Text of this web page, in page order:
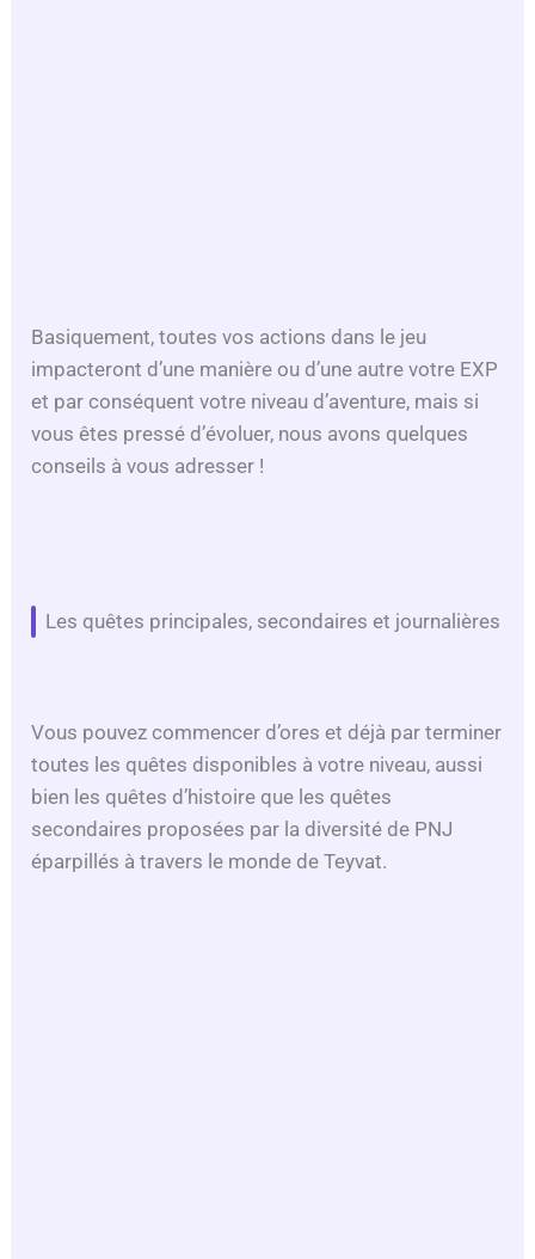
Basiquement, toutes vos actions dans le jeu
impacteront d’une manière ou d’une autre votre EXP
et par conséquent votre niveau d’aventure, mais si
vous êtes pressé d’évoluer, nous avons quelques
conseils à vous adresser !
Les quêtes principales, secondaires et journalières
Vous pouvez commencer d’ores et déjà par terminer
toutes les quêtes disponibles à votre niveau, aussi
bien les quêtes d’histoire que les quêtes
secondaires proposées par la diversité de PNJ
éparpillés à travers le monde de Teyvat.